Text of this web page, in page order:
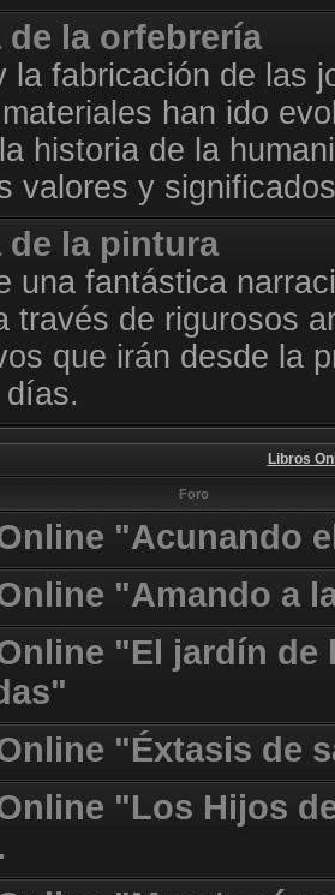
de la orfebrería
la fabricación de las
han ido
historia de la
valores y
de la pintura
una fantástica
través de rigurosos
que irán desde la
Libros
Foro
"Acunando
"Amando a
"El jardín de
"Éxtasis de
"Los Hijos